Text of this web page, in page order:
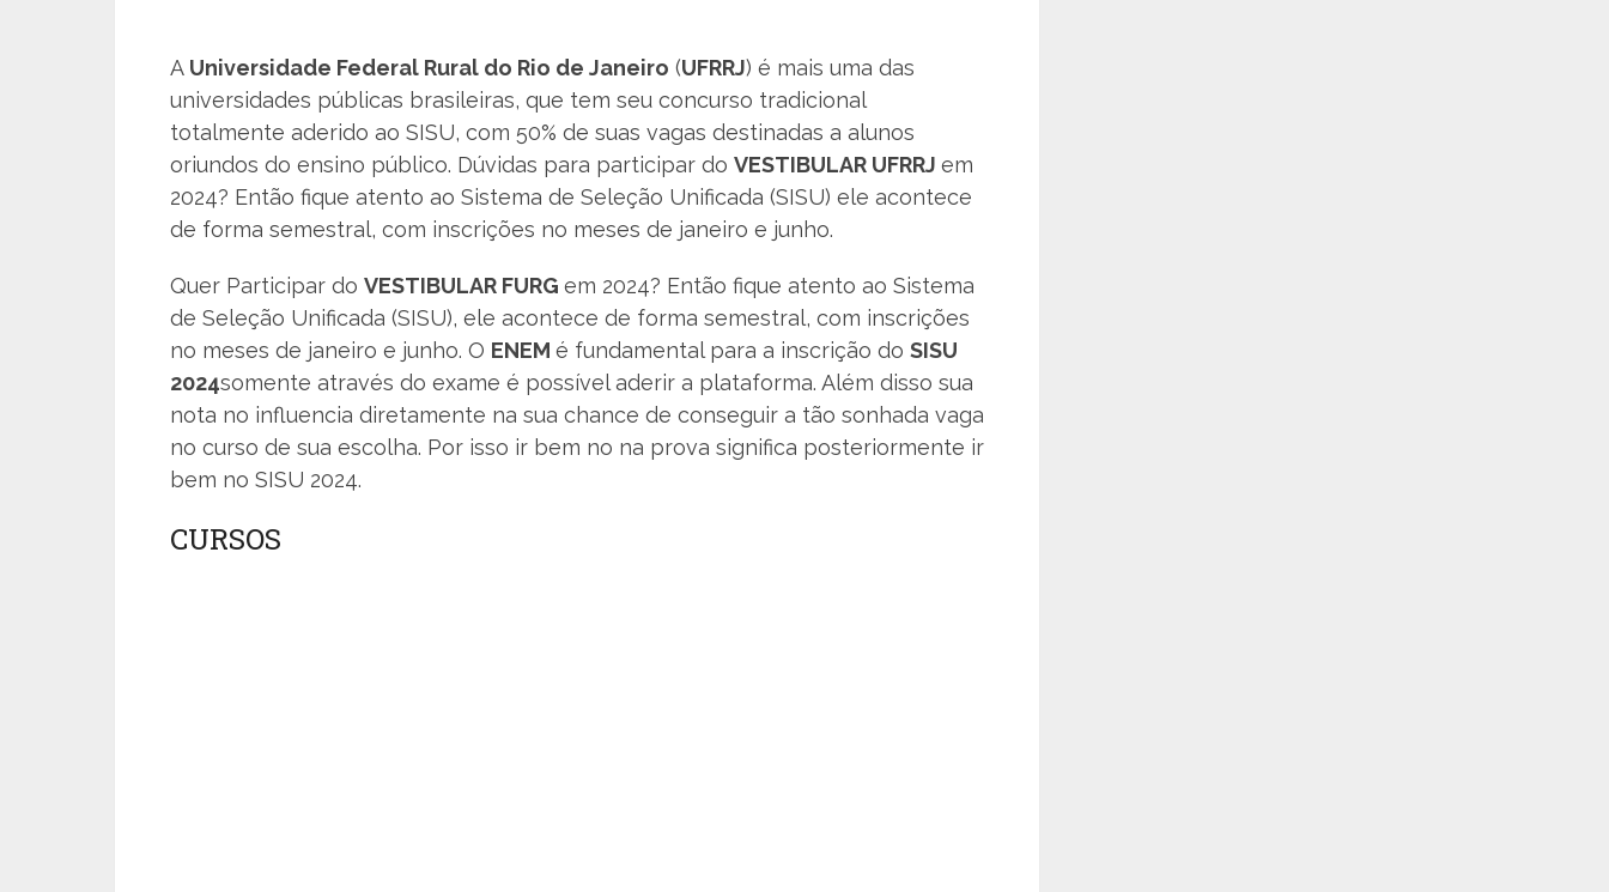
A Universidade Federal Rural do Rio de Janeiro (UFRRJ) é mais uma das
universidades públicas brasileiras, que tem seu concurso tradicional
totalmente aderido ao SISU, com 50% de suas vagas destinadas a alunos
oriundos do ensino público. Dúvidas para participar do VESTIBULAR UFRRJ em
2024? Então fique atento ao Sistema de Seleção Unificada (SISU) ele acontece
de forma semestral, com inscrições no meses de janeiro e junho.
Quer Participar do VESTIBULAR FURG em 2024? Então fique atento ao Sistema
de Seleção Unificada (SISU), ele acontece de forma semestral, com inscrições
no meses de janeiro e junho. O ENEM é fundamental para a inscrição do SISU
2024somente através do exame é possível aderir a plataforma. Além disso sua
nota no influencia diretamente na sua chance de conseguir a tão sonhada vaga
no curso de sua escolha. Por isso ir bem no na prova significa posteriormente ir
bem no SISU 2024.
CURSOS